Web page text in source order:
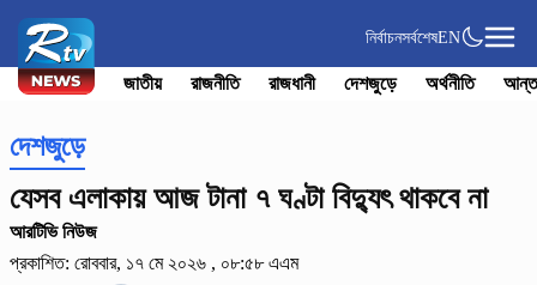
নির্বাচনসর্বশেষEN
জাতীয় রাজনীতি রাজধানী দেশজুড়ে অর্থনীতি
দেশজুড়ে
যেসব এলাকায় আজ টানা ৭ ঘণ্টা বিদ্যুৎ থাকবে না
আরটিভি নিউজ
প্রকাশিত: রোববার, ১৭ মে ২০২৬ , ০৮:৫৮ এএম